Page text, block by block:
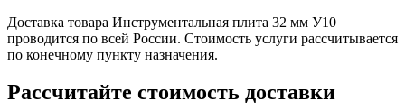
Доставка товара Инструментальная плита 32 мм У10
проводится по всей России. Стоимость услуги рассчитывается
по конечному пункту назначения.
Рассчитайте стоимость доставки